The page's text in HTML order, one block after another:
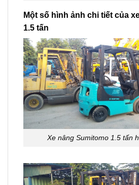
Một số hình ảnh chi tiết của
1.5 tấn
Xe nâng Sumitomo 1.5 tấn